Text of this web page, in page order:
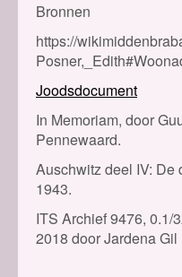
Bronnen
https://
Joodsdocument
In Memoriam, door
Pennewaard.
Auschwitz deel IV: De
1943.
ITS Archief 9476, 0.1/
2018 door Jardena Gil